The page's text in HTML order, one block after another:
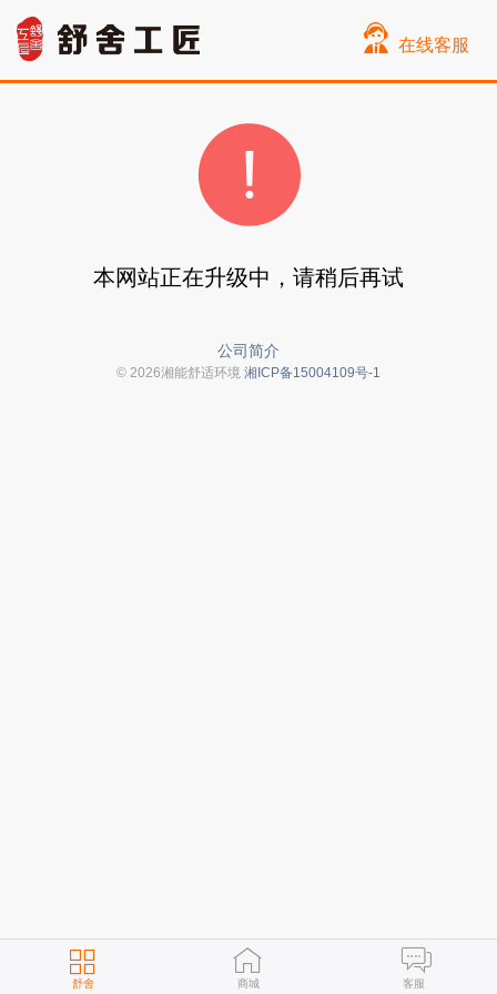
舒舍 商城 客服
在线客服
本网站正在升级中，请稍后再试
公司简介
© 2026湘能舒适环境 湘ICP备15004109号-1